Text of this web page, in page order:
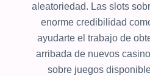
aleatoriedad. Las slots
enorme credibilidad
ayudarte el trabajo de
arribada de nuevos
sobre juegos